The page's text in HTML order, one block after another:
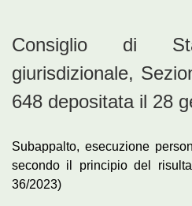
Consiglio di
giurisdizionale,
648 depositata il 28
Subappalto, esecuzione
secondo il principio del
36/2023)